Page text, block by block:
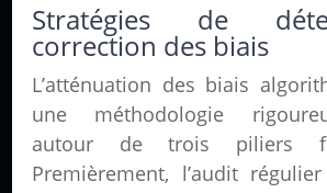
Stratégies de
correction des biais
L’atténuation des biais
une méthodologie
autour de trois piliers
Premièrement, l’audit